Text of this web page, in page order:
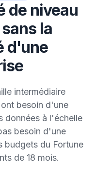
de niveau
la
d'une
intermédiaire
besoin d'une
données à l'échelle
besoin d'une
budgets du Fortune
de 18 mois.